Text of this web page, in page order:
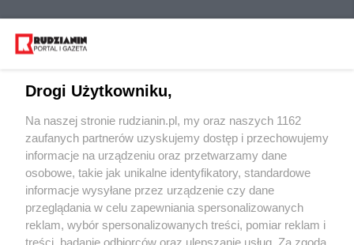
Wydawca mediów lokalnych
Nie zapomnij
Drogi Użytkowniku,
Na naszej stronie rudzianin.pl, my oraz naszych 1162
zaufanych partnerów uzyskujemy dostęp i przechowujemy
informacje na urządzeniu oraz przetwarzamy dane
osobowe, takie jak unikalne identyfikatory, standardowe
informacje wysyłane przez urządzenie czy dane
przeglądania w celu zapewniania spersonalizowanych
reklam, wybór spersonalizowanych treści, pomiar reklam i
treści, badanie odbiorców oraz ulepszanie usług. Za zgodą